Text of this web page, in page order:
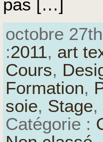
pas […]
octobre
:2011, art
Cours,
Formation,
soie, Stage,
Catégorie :